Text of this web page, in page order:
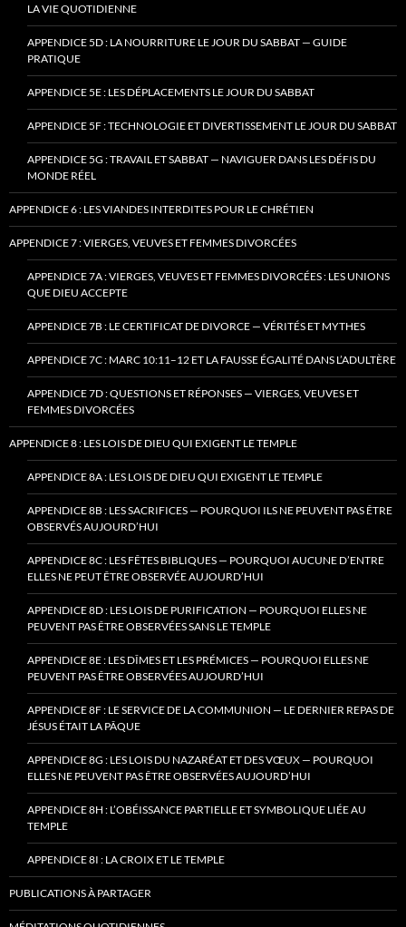
LA VIE QUOTIDIENNE
APPENDICE 5D : LA NOURRITURE LE JOUR DU SABBAT — GUIDE
PRATIQUE
APPENDICE 5E : LES DÉPLACEMENTS LE JOUR DU SABBAT
APPENDICE 5F : TECHNOLOGIE ET DIVERTISSEMENT LE JOUR DU SABBAT
APPENDICE 5G : TRAVAIL ET SABBAT — NAVIGUER DANS LES DÉFIS DU
MONDE RÉEL
APPENDICE 6 : LES VIANDES INTERDITES POUR LE CHRÉTIEN
APPENDICE 7 : VIERGES, VEUVES ET FEMMES DIVORCÉES
APPENDICE 7A : VIERGES, VEUVES ET FEMMES DIVORCÉES : LES UNIONS
QUE DIEU ACCEPTE
APPENDICE 7B : LE CERTIFICAT DE DIVORCE — VÉRITÉS ET MYTHES
APPENDICE 7C : MARC 10:11–12 ET LA FAUSSE ÉGALITÉ DANS L’ADULTÈRE
APPENDICE 7D : QUESTIONS ET RÉPONSES — VIERGES, VEUVES ET
FEMMES DIVORCÉES
APPENDICE 8 : LES LOIS DE DIEU QUI EXIGENT LE TEMPLE
APPENDICE 8A : LES LOIS DE DIEU QUI EXIGENT LE TEMPLE
APPENDICE 8B : LES SACRIFICES — POURQUOI ILS NE PEUVENT PAS ÊTRE
OBSERVÉS AUJOURD’HUI
APPENDICE 8C : LES FÊTES BIBLIQUES — POURQUOI AUCUNE D’ENTRE
ELLES NE PEUT ÊTRE OBSERVÉE AUJOURD’HUI
APPENDICE 8D : LES LOIS DE PURIFICATION — POURQUOI ELLES NE
PEUVENT PAS ÊTRE OBSERVÉES SANS LE TEMPLE
APPENDICE 8E : LES DÎMES ET LES PRÉMICES — POURQUOI ELLES NE
PEUVENT PAS ÊTRE OBSERVÉES AUJOURD’HUI
APPENDICE 8F : LE SERVICE DE LA COMMUNION — LE DERNIER REPAS DE
JÉSUS ÉTAIT LA PÂQUE
APPENDICE 8G : LES LOIS DU NAZARÉAT ET DES VŒUX — POURQUOI
ELLES NE PEUVENT PAS ÊTRE OBSERVÉES AUJOURD’HUI
APPENDICE 8H : L’OBÉISSANCE PARTIELLE ET SYMBOLIQUE LIÉE AU
TEMPLE
APPENDICE 8I : LA CROIX ET LE TEMPLE
PUBLICATIONS À PARTAGER